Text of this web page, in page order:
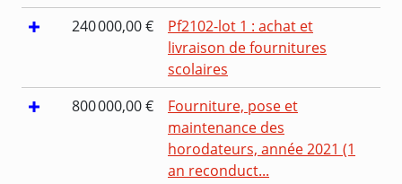
240 000,00 €
Pf2102-lot 1 : achat et
livraison de fournitures
scolaires
800 000,00 €
Fourniture, pose et
maintenance des
horodateurs, année 2021 (1
an reconduct...